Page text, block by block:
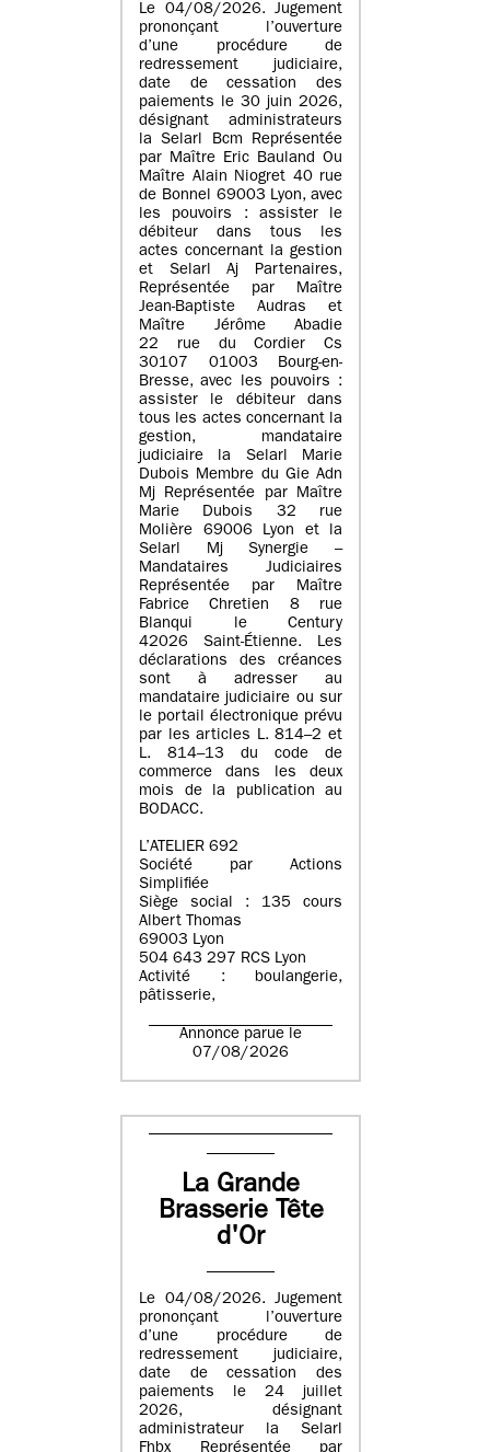
Le 04/08/2026. Jugement
prononçant l’ouverture
d’une procédure de
redressement judiciaire,
date de cessation des
paiements le 30 juin 2026,
désignant administrateurs
la Selarl Bcm Représentée
par Maître Eric Bauland Ou
Maître Alain Niogret 40 rue
de Bonnel 69003 Lyon, avec
les pouvoirs : assister le
débiteur dans tous les
actes concernant la gestion
et Selarl Aj Partenaires,
Représentée par Maître
Jean-Baptiste Audras et
Maître Jérôme Abadie
22 rue du Cordier Cs
30107 01003 Bourg-en-
Bresse, avec les pouvoirs :
assister le débiteur dans
tous les actes concernant la
gestion, mandataire
judiciaire la Selarl Marie
Dubois Membre du Gie Adn
Mj Représentée par Maître
Marie Dubois 32 rue
Molière 69006 Lyon et la
Selarl Mj Synergie –
Mandataires Judiciaires
Représentée par Maître
Fabrice Chretien 8 rue
Blanqui le Century
42026 Saint-Étienne. Les
déclarations des créances
sont à adresser au
mandataire judiciaire ou sur
le portail électronique prévu
par les articles L. 814–2 et
L. 814–13 du code de
commerce dans les deux
mois de la publication au
BODACC.
L’ATELIER 692
Société par Actions
Simplifiée
Siège social : 135 cours
Albert Thomas
69003 Lyon
504 643 297 RCS Lyon
Activité : boulangerie,
pâtisserie,
Annonce parue le
07/08/2026
La Grande
Brasserie Tête
d'Or
Le 04/08/2026. Jugement
prononçant l’ouverture
d’une procédure de
redressement judiciaire,
date de cessation des
paiements le 24 juillet
2026, désignant
administrateur la Selarl